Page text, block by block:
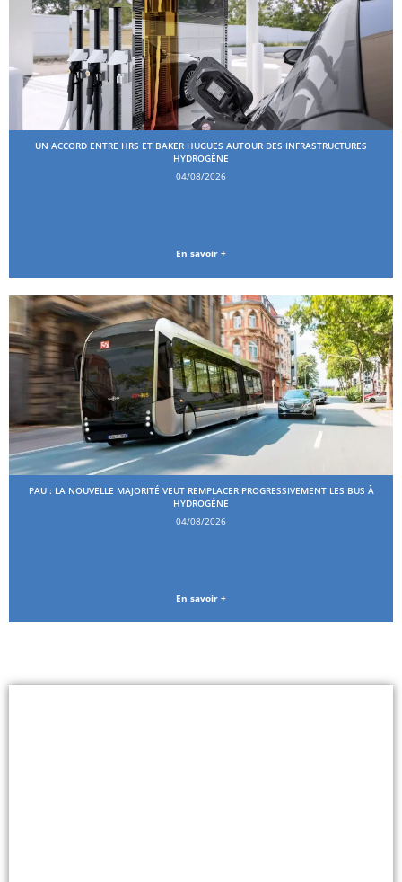
UN ACCORD ENTRE HRS ET BAKER HUGUES AUTOUR DES INFRASTRUCTURES
HYDROGÈNE
04/08/2026
En savoir +
PAU : LA NOUVELLE MAJORITÉ VEUT REMPLACER PROGRESSIVEMENT LES BUS À
HYDROGÈNE
04/08/2026
En savoir +